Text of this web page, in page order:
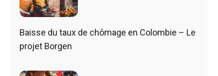
Baisse du taux de chômage en Colombie – Le
projet Borgen